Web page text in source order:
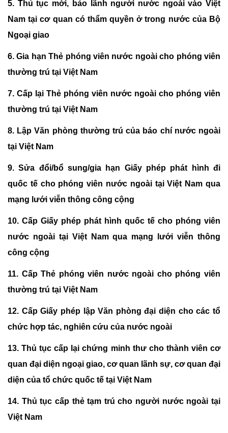
5. Thủ tục mời, bảo lãnh người nước ngoài vào Việt
Nam tại cơ quan có thẩm quyền ở trong nước của Bộ
Ngoại giao
6.Gia hạn Thẻ phóng viên nước ngoài cho phóng viên
thường trú tại Việt Nam
7. Cấp lại Thẻ phóng viên nước ngoài cho phóng viên
thường trú tại Việt Nam
8. Lập Văn phòng thường trú của báo chí nước ngoài
tại Việt Nam
9.Sửa đổi/bổ sung/gia hạn Giấy phép phát hình đi
quốc tế cho phóng viên nước ngoài tại Việt Nam qua
mạng lưới viễn thông công cộng
10. Cấp Giấy phép phát hình quốc tế cho phóng viên
nước ngoài tại Việt Nam qua mạng lưới viễn thông
công cộng
11. Cấp Thẻ phóng viên nước ngoài cho phóng viên
thường trú tại Việt Nam
12. Cấp Giấy phép lập Văn phòng đại diện cho các tổ
chức hợp tác, nghiên cứu của nước ngoài
13.Thủ tục cấp lại chứng minh thư cho thành viên cơ
quan đại diện ngoại giao, cơ quan lãnh sự, cơ quan đại
diện của tổ chức quốc tế tại Việt Nam
14. Thủ tục cấp thẻ tạm trú cho người nước ngoài tại
Việt Nam